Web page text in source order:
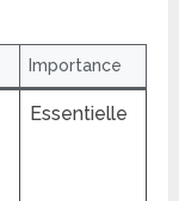
Importance
Essentielle